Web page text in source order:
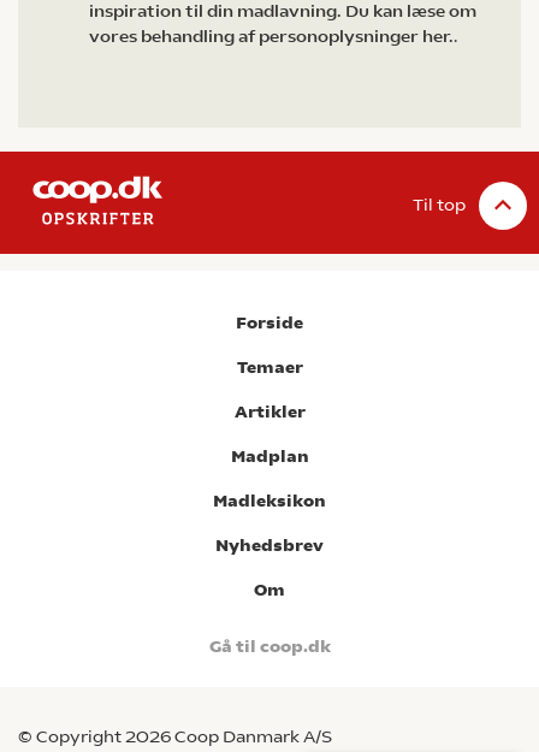
inspiration til din madlavning. Du kan læse om
vores behandling af personoplysninger her..
Til top
Forside
Temaer
Artikler
Madplan
Madleksikon
Nyhedsbrev
Om
Gå til coop.dk
© Copyright 2026 Coop Danmark A/S